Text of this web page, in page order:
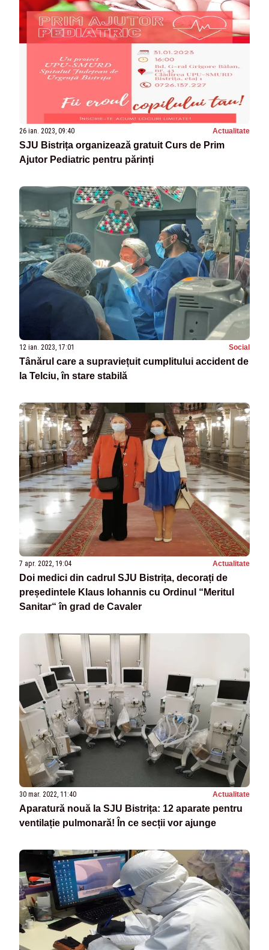
26 ian. 2023, 09:40 Actualitate
SJU Bistrița organizează gratuit Curs de Prim
Ajutor Pediatric pentru părinți
12 ian. 2023, 17:01 Social
Tânărul care a supraviețuit cumplitului accident de
la Telciu, în stare stabilă
7 apr. 2022, 19:04 Actualitate
Doi medici din cadrul SJU Bistrița, decorați de
președintele Klaus Iohannis cu Ordinul “Meritul
Sanitar“ în grad de Cavaler
30 mar. 2022, 11:40 Actualitate
Aparatură nouă la SJU Bistrița: 12 aparate pentru
ventilație pulmonară! În ce secții vor ajunge